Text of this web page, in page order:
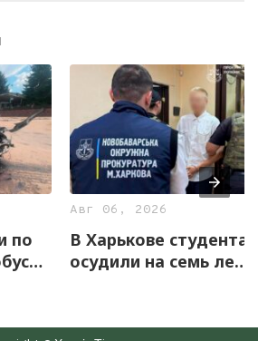
по
Авг 06, 2026
В Харькове студента
осудили на семь лет
пропаганду СССР